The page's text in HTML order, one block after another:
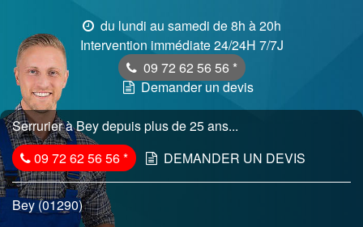
du lundi au samedi de 8h à 20h
Intervention immédiate 24/24H 7/7J
09 72 62 56 56 *
Demander un devis
Serrurier à Bey depuis plus de 25 ans...
09 72 62 56 56* DEMANDER UN DEVIS
Bey (01290)